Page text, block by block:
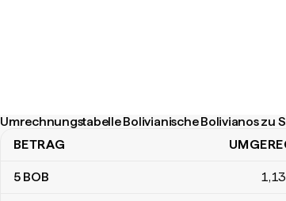
Umrechnungstabelle Bolivianische Bolivianos zu
Umrechnungstabelle Bolivianische Bolivianos zu
BETRAG
5 BOB 1,13